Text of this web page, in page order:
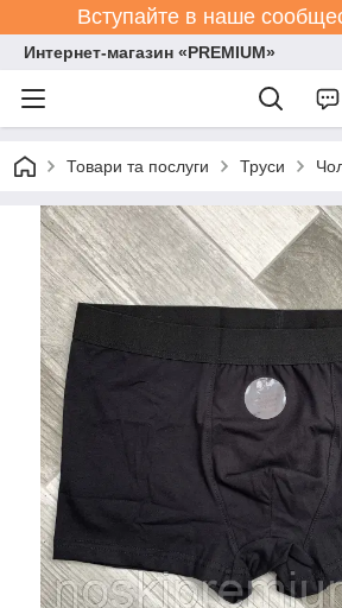
Вступайте в наше
Интернет-магазин «PREMIUM»
Товари та послуги Труси